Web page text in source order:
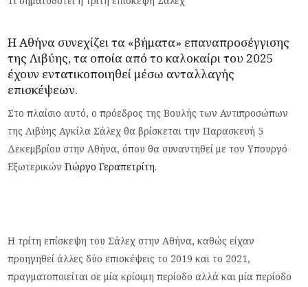
Η Αθήνα συνεχίζει τα «βήματα» επαναπροσέγγισης
της Λιβύης, τα οποία από το καλοκαίρι του 2025
έχουν εντατικοποιηθεί μέσω ανταλλαγής
επισκέψεων.
Στο πλαίσιο αυτό, ο πρόεδρος της Βουλής των Αντιπροσώπων
της Λιβύης Αγκίλα Σάλεχ θα βρίσκεται την Παρασκευή 5
Δεκεμβρίου στην Αθήνα, όπου θα συναντηθεί με τον Υπουργό
ΕξωτερικώνΓιώργο Γεραπετρίτη.
Η τρίτη επίσκεψη του Σάλεχ στην Αθήνα, καθώς είχαν
προηγηθεί άλλες δύο επισκέψεις το 2019 και το 2021,
πραγματοποιείται σε μία κρίσιμη περίοδο αλλά και μία περίοδο